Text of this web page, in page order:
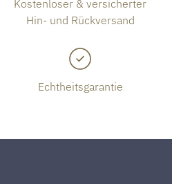
Kostenloser & versicherter
Hin- und Rückversand
Echtheitsgarantie